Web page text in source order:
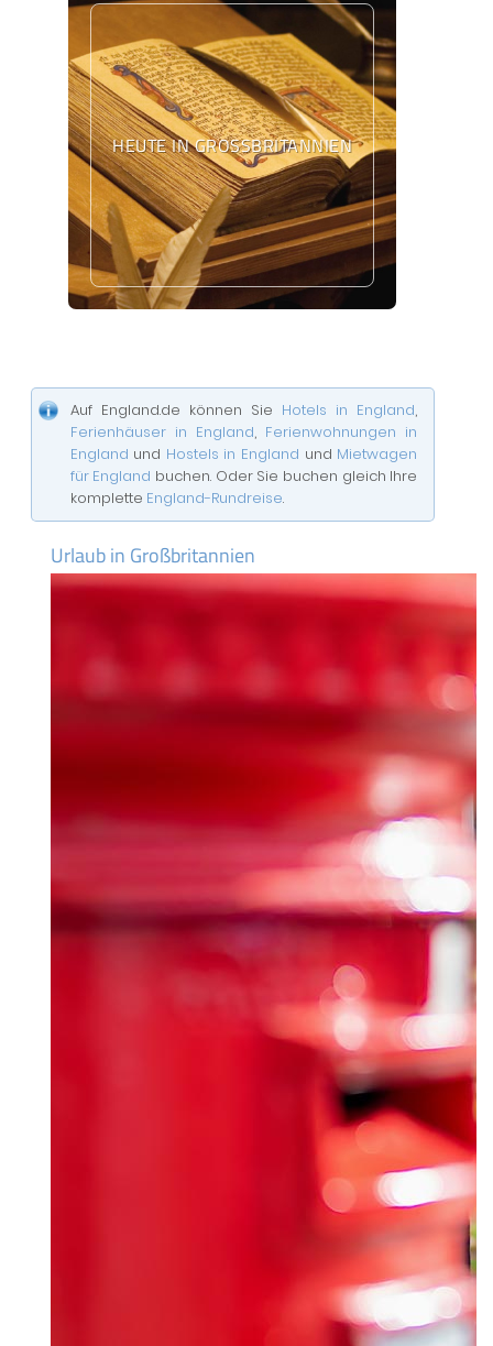
HEUTE IN GROSSBRITANNIEN
Auf England.de können Sie Hotels in England,
Ferienhäuser in England, Ferienwohnungen in
England und Hostels in England und Mietwagen
für England buchen. Oder Sie buchen gleich Ihre
komplette England-Rundreise.
Urlaub in Großbritannien